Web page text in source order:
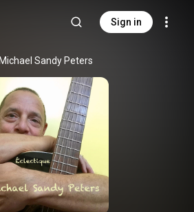
Sign in
Michael Sandy Peters